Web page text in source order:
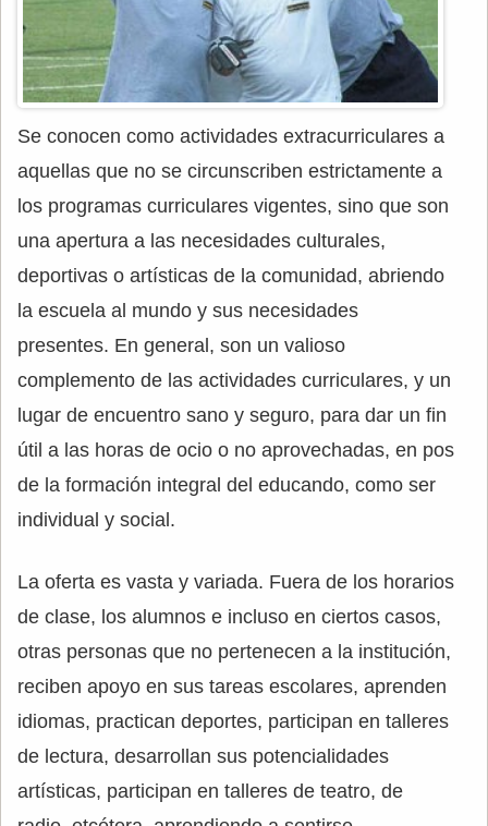
Se conocen como actividades extracurriculares a
aquellas que no se circunscriben estrictamente a
los programas curriculares vigentes, sino que son
una apertura a las necesidades culturales,
deportivas o artísticas de la comunidad, abriendo
la escuela al mundo y sus necesidades
presentes. En general, son un valioso
complemento de las actividades curriculares, y un
lugar de encuentro sano y seguro, para dar un fin
útil a las horas de ocio o no aprovechadas, en pos
de la formación integral del educando, como ser
individual y social.
La oferta es vasta y variada. Fuera de los horarios
de clase, los alumnos e incluso en ciertos casos,
otras personas que no pertenecen a la institución,
reciben apoyo en sus tareas escolares, aprenden
idiomas, practican deportes, participan en talleres
de lectura, desarrollan sus potencialidades
artísticas, participan en talleres de teatro, de